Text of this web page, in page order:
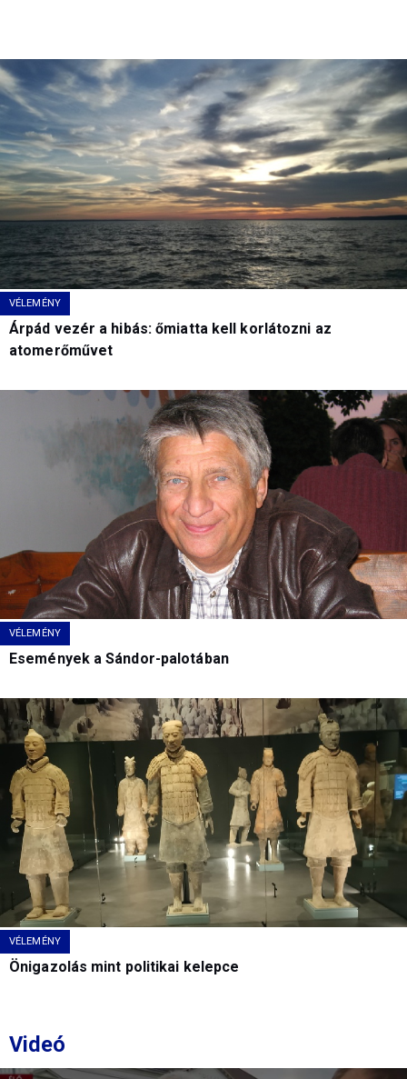
VÉLEMÉNY
Árpád vezér a hibás: őmiatta kell korlátozni az
atomerőművet
VÉLEMÉNY
Események a Sándor-palotában
VÉLEMÉNY
Önigazolás mint politikai kelepce
Videó